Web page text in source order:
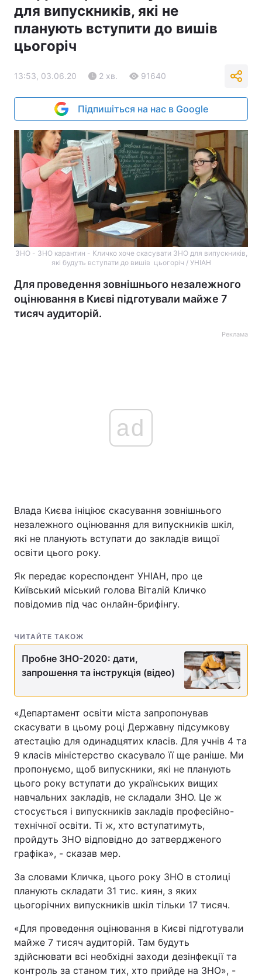
для випускників, які не
планують вступити до вишів
цьогоріч
13:53, 03.06.20 2 хв. 91640
Підпишіться на нас в Google
ЗНО - ЗНО карантин - Кличко хоче скасувати ЗНО для випускників,
які будуть вступати до вишів цьогоріч / УНІАН
Для проведення зовнішнього незалежного
оцінювання в Києві підготували майже 7
тисяч аудиторій.
Реклама
ad
Влада Києва ініціює скасування зовнішнього
незалежного оцінювання для випускників шкіл,
які не планують вступати до закладів вищої
освіти цього року.
Як передає кореспондент УНІАН, про це
Київський міський голова Віталій Кличко
повідомив під час онлайн-брифінгу.
ЧИТАЙТЕ ТАКОЖ
Пробне ЗНО-2020: дати,
запрошення та інструкція (відео)
«Департамент освіти міста запропонував
скасувати в цьому році Державну підсумкову
атестацію для одинадцятих класів. Для учнів 4 та
9 класів міністерство скасувало її ще раніше. Ми
пропонуємо, щоб випускники, які не планують
цього року вступати до українських вищих
навчальних закладів, не складали ЗНО. Це ж
стосується і випускників закладів професійно-
технічної освіти. Ті ж, хто вступатимуть,
пройдуть ЗНО відповідно до затвердженого
графіка», - сказав мер.
За словами Кличка, цього року ЗНО в столиці
планують складати 31 тис. киян, з яких
цьогорічних випускників шкіл тільки 17 тисяч.
«Для проведення оцінювання в Києві підготували
майже 7 тисяч аудиторій. Там будуть
здійснювати всі необхідні заходи дезінфекції та
контроль за станом тих, хто прийде на ЗНО», -